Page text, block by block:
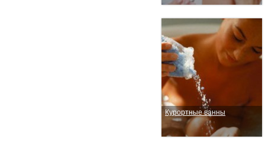
Курортные ванны